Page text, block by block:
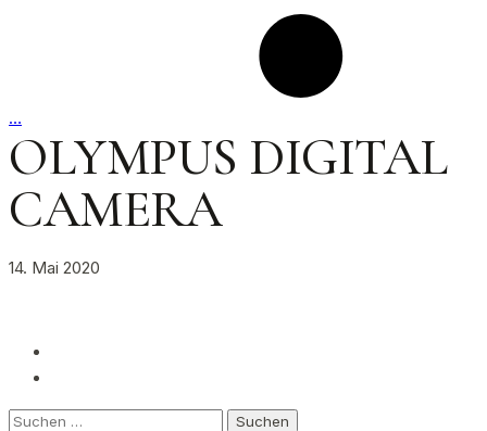
…
OLYMPUS DIGITAL
CAMERA
14. Mai 2020
Suchen